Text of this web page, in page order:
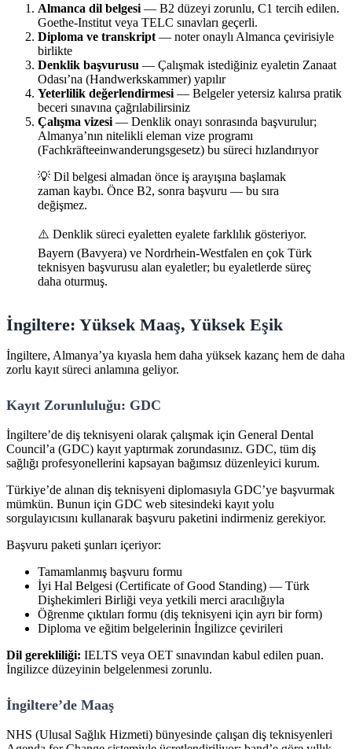
Almanca dil belgesi — B2 düzeyi zorunlu, C1 tercih edilen.
Goethe-Institut veya TELC sınavları geçerli.
Diploma ve transkript — noter onaylı Almanca çevirisiyle
birlikte
Denklik başvurusu — Çalışmak istediğiniz eyaletin Zanaat
Odası’na (Handwerkskammer) yapılır
Yeterlilik değerlendirmesi — Belgeler yetersiz kalırsa pratik
beceri sınavına çağrılabilirsiniz
Çalışma vizesi — Denklik onayı sonrasında başvurulur;
Almanya’nın nitelikli eleman vize programı
(Fachkräfteeinwanderungsgesetz) bu süreci hızlandırıyor
💡 Dil belgesi almadan önce iş arayışına başlamak
zaman kaybı. Önce B2, sonra başvuru — bu sıra
değişmez.
⚠️ Denklik süreci eyaletten eyalete farklılık gösteriyor.
Bayern (Bavyera) ve Nordrhein-Westfalen en çok Türk
teknisyen başvurusu alan eyaletler; bu eyaletlerde süreç
daha oturmuş.
İngiltere: Yüksek Maaş, Yüksek Eşik
İngiltere, Almanya’ya kıyasla hem daha yüksek kazanç hem de daha
zorlu kayıt süreci anlamına geliyor.
Kayıt Zorunluluğu: GDC
İngiltere’de diş teknisyeni olarak çalışmak için General Dental
Council’a (GDC) kayıt yaptırmak zorundasınız. GDC, tüm diş
sağlığı profesyonellerini kapsayan bağımsız düzenleyici kurum.
Türkiye’de alınan diş teknisyeni diplomasıyla GDC’ye başvurmak
mümkün. Bunun için GDC web sitesindeki kayıt yolu
sorgulayıcısını kullanarak başvuru paketini indirmeniz gerekiyor.
Başvuru paketi şunları içeriyor:
Tamamlanmış başvuru formu
İyi Hal Belgesi (Certificate of Good Standing) — Türk
Dişhekimleri Birliği veya yetkili merci aracılığıyla
Öğrenme çıktıları formu (diş teknisyeni için ayrı bir form)
Diploma ve eğitim belgelerinin İngilizce çevirileri
Dil gerekliliği: IELTS veya OET sınavından kabul edilen puan.
İngilizce düzeyinin belgelenmesi zorunlu.
İngiltere’de Maaş
NHS (Ulusal Sağlık Hizmeti) bünyesinde çalışan diş teknisyenleri